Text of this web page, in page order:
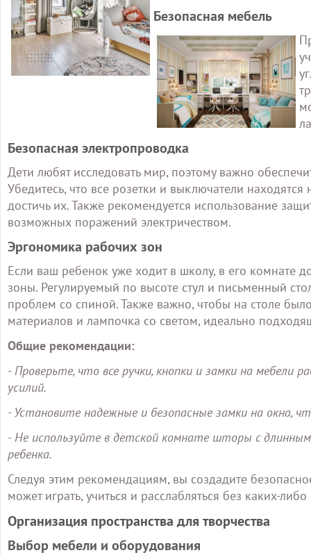
Безопасная мебель
Безопасная электропроводка
Дети любят исследовать мир, поэтому важно
Убедитесь, что все розетки и выключатели
достичь их. Также рекомендуется использование
возможных поражений электричеством.
Эргономика рабочих зон
Если ваш ребенок уже ходит в школу, в его
зоны. Регулируемый по высоте стул и письменный
проблем со спиной. Также важно, чтобы на столе
материалов и лампочка со светом, идеально
Общие рекомендации:
- Проверьте, что все ручки, кнопки и замки на
усилий.
- Установите надежные и безопасные замки на окна,
- Не используйте в детской комнате шторы с
ребенка.
Следуя этим рекомендациям, вы создадите
может играть, учиться и расслабляться без каких-
Организация пространства для творчества
Выбор мебели и оборудования